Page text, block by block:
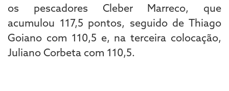
os pescadores Cleber Marreco, que
acumulou 117,5 pontos, seguido de Thiago
Goiano com 110,5 e, na terceira colocação,
Juliano Corbeta com 110,5.